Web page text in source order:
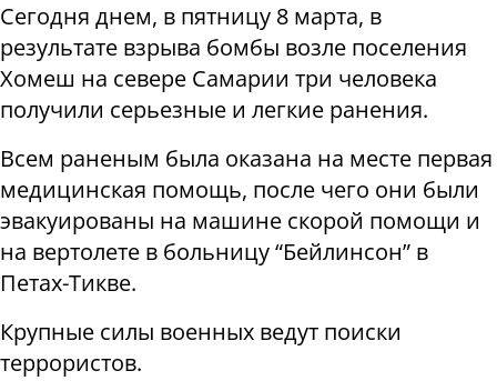
Сегодня днем, в​​ пятницу 8 марта, в
результате взрыва бомбы возле поселения
Хомеш на севере Самарии три человека
получили серьезные и легкие ранения.
Всем раненым была оказана на месте первая
медицинская помощь, после чего они были
эвакуированы на машине скорой помощи и
на вертолете в больницу “Бейлинсон” в
Петах-Тикве.
Крупные силы военных ведут поиски
террористов.